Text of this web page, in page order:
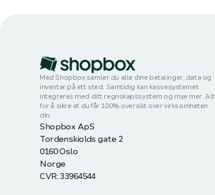
Med Shopbox samler du alle dine betalinger, data og
inventar på ett sted. Samtidig kan kassesystemet
integreres med ditt regnskapssystem og mye mer. Alt
for å sikre at du får 100% oversikt over virksomheten
din.
Shopbox ApS
Tordenskiolds gate 2
0160 Oslo
Norge
CVR: 33964544